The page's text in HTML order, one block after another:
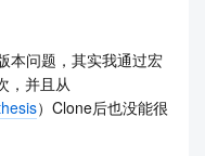
本问题，其实我通过宏
，并且从
）Clone后也没能很